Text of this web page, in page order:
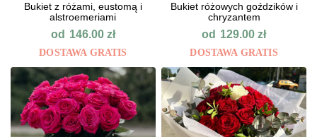
Bukiet z różami, eustomą i
alstroemeriami
od 146.00 zł
DOSTAWA GRATIS
Bukiet różowych goździków i
chryzantem
od 129.00zł
DOSTAWA GRATIS